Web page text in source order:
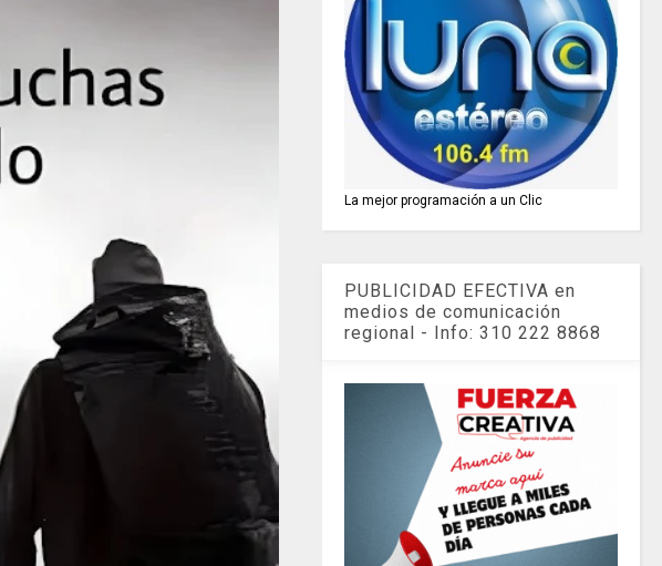
La mejor programación a un Clic
PUBLICIDAD EFECTIVA en
medios de comunicación
regional - Info: 310 222 8868